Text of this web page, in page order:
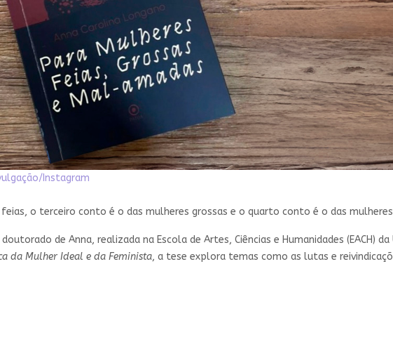
Instagram
o terceiro conto é o das mulheres grossas e o quarto conto é o das
de Anna, realizada na Escola de Artes, Ciências e Humanidades (EACH) da
da Mulher Ideal e da Feminista, a tese explora temas como as lutas e